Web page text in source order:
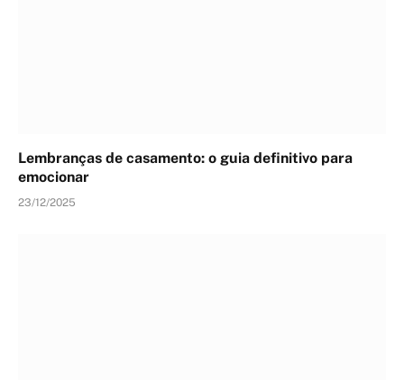
Lembranças de casamento: o guia definitivo para
emocionar
23/12/2025